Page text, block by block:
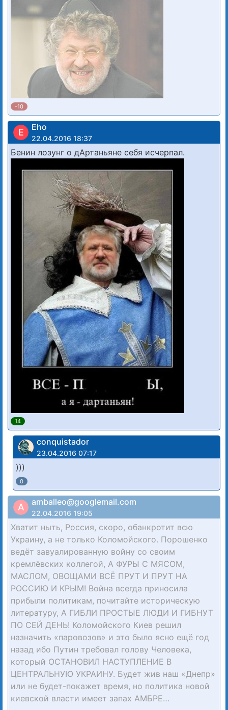
-10
E Eho
22.04.2016 18:37
Бенин лозунг о дАртаньяне себя исчерпал.
14
conquistador
23.04.2016 07:17
)))
0
A amballeo@googlemail.com
22.04.2016 19:05
Хватит ныть, Россия, скоро, обанкротит всю
Украину, а не только Коломойского. Порошенко
ведёт завуалированную войну со своим
кремлёвских коллегой, А ФУРЫ С МЯСОМ,
МАСЛОМ, ОВОЩАМИ ВСЁ ПРУТ И ПРУТ НА
РОССИЮ И КРЫМ! Война всегда приносила
прибыли политикам, почитайте историческую
литературу, А ГИБЛИ ПРОСТЫЕ ЛЮДИ И ГИБНУТ
ПО СЕЙ ДЕНЬ! Коломойского Киев решил
назначить «паровозов» и это было ясно ещё год
назад ибо Путин требовал голову Человека,
который ОСТАНОВИЛ НАСТУПЛЕНИЕ В
ЦЕНТРАЛЬНУЮ УКРАИНУ. Будет жив наш «Днепр»
или не будет-покажет время, но политика новой
киевской власти имеет запах АМБРЕ…